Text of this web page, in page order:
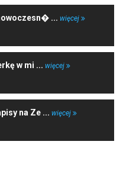
... więcej
w mi ... więcej
na Ze ... więcej